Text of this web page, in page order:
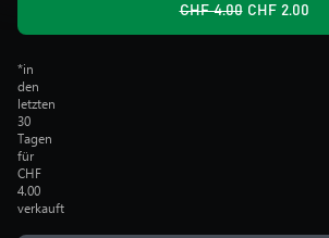
CHF 4.00 CHF 2.00
*in
den
letzten
30
Tagen
für
CHF
4.00
verkauft